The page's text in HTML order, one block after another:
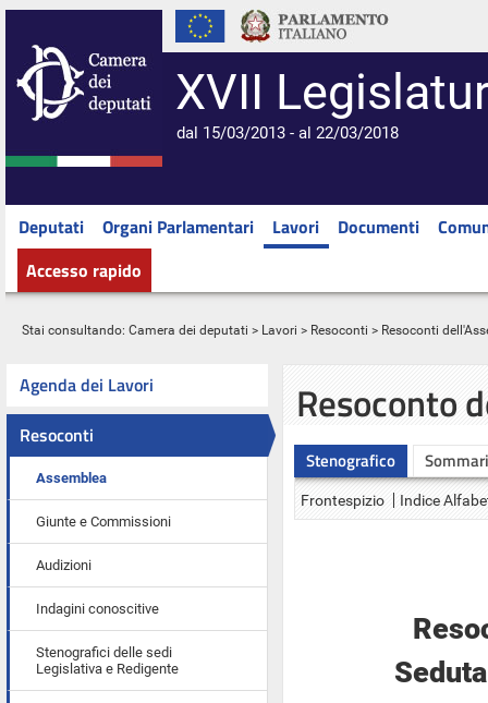
XVII
dal 15/03/2013 - al 22/03/2018
Deputati Organi Parlamentari Lavori Documenti
Accesso rapido
Stai consultando: Camera dei deputati > Lavori > Resoconti > Resoconti
Agenda dei Lavori
Resoconti
Assemblea
Giunte e Commissioni
Audizioni
Indagini conoscitive
Stenografici delle sedi
Legislativa e Redigente
Resoconto
Stenografico
Frontespizio Indice